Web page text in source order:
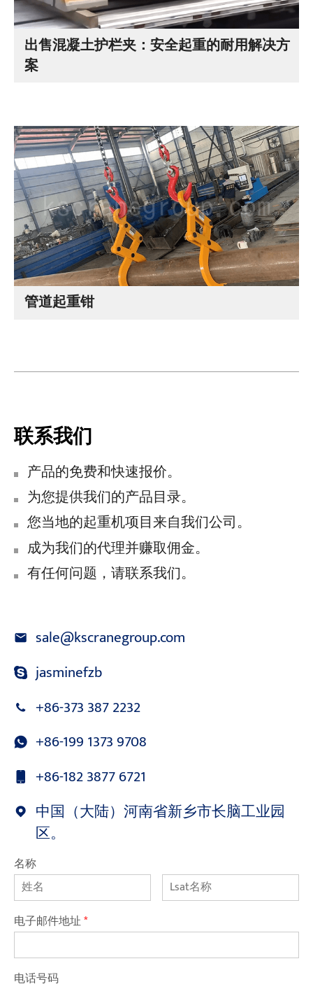
出售混凝土护栏夹：安全起重的耐用解决方
案
管道起重钳
联系我们
产品的免费和快速报价。
为您提供我们的产品目录。
您当地的起重机项目来自我们公司。
成为我们的代理并赚取佣金。
有任何问题，请联系我们。
sale@kscranegroup.com
jasminefzb
+86-373 387 2232
+86-199 1373 9708
+86-182 3877 6721
中国（大陆）河南省新乡市长脑工业园
区。
名称
电子邮件地址*
电话号码